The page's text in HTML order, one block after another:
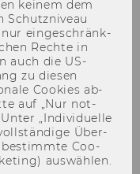
kei­nem dem
Schutz­ni­veau
nur ein­ge­schränk­
Rech­te in
auch die US-​
zu die­sen
Coo­kies ab­
auf „Nur not­
„In­di­vi­du­el­le
Über­
be­stimm­te Coo­
aus­wäh­len.